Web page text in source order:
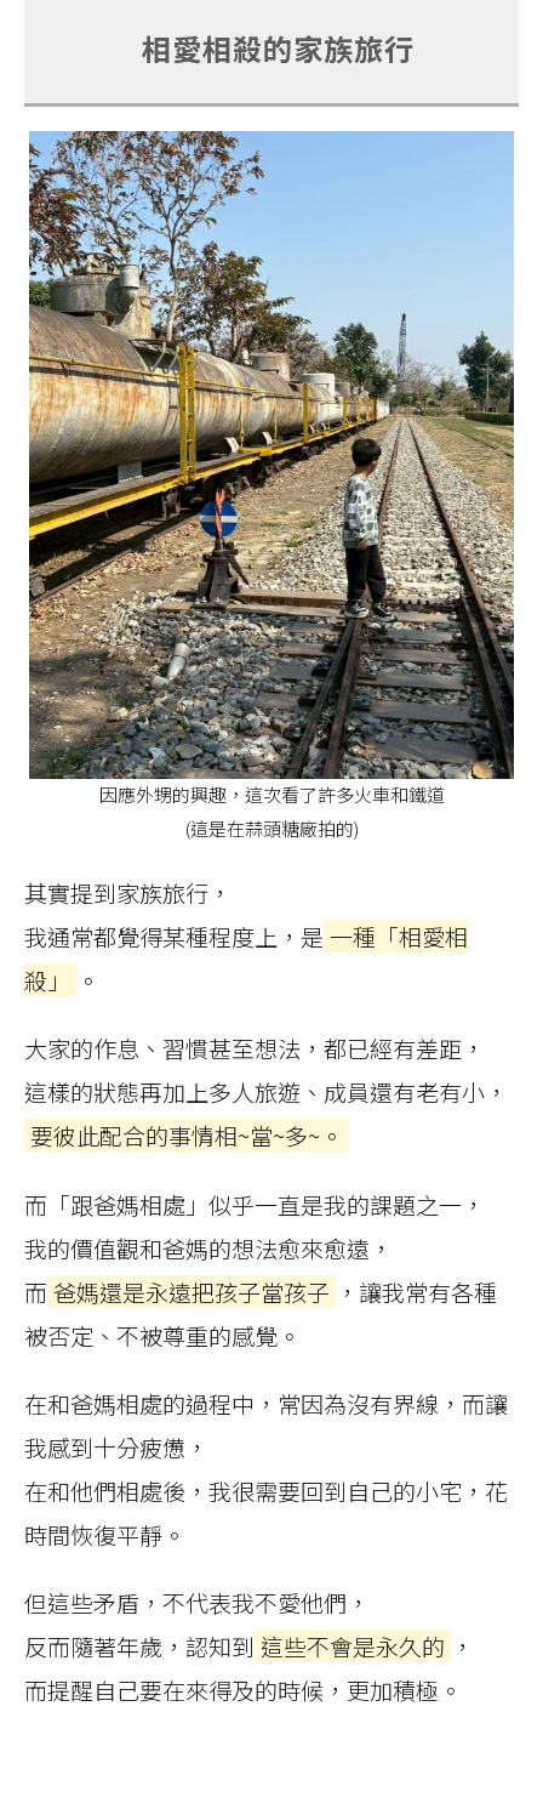
相愛相殺的家族旅行
因應外甥的興趣，這次看了許多火車和鐵道
(這是在蒜頭糖廠拍的)
其實提到家族旅行，
我通常都覺得某種程度上，是 一種「相愛相
殺」
。
大家的作息、習慣甚至想法，都已經有差距，
這樣的狀態再加上多人旅遊、成員還有老有小，
要彼此配合的事情相~當~多~。
而「跟爸媽相處」似乎一直是我的課題之一，
我的價值觀和爸媽的想法愈來愈遠，
而 爸媽還是永遠把孩子當孩子 ，讓我常有各種
被否定、不被尊重的感覺。
在和爸媽相處的過程中，常因為沒有界線，而讓
我感到十分疲憊，
在和他們相處後，我很需要回到自己的小宅，花
時間恢復平靜。
但這些矛盾，不代表我不愛他們，
反而隨著年歲，認知到 這些不會是永久的 ，
而提醒自己要在來得及的時候，更加積極。